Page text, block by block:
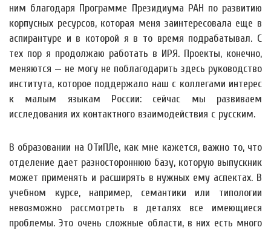
ним благодаря Программе Президиума РАН по развитию
корпусных ресурсов, которая меня заинтересовала еще в
аспирантуре и в которой я в то время подрабатывал. С
тех пор я продолжаю работать в ИРЯ. Проекты, конечно,
меняются — не могу не поблагодарить здесь руководство
института, которое поддержало наш с коллегами интерес
к малым языкам России: сейчас мы развиваем
исследования их контактного взаимодействия с русским.
В образовании на ОТиПЛе, как мне кажется, важно то, что
отделение дает разностороннюю базу, которую выпускник
может применять и расширять в нужных ему аспектах. В
учебном курсе, например, семантики или типологии
невозможно рассмотреть в деталях все имеющиеся
проблемы. Это очень сложные области, в них есть много